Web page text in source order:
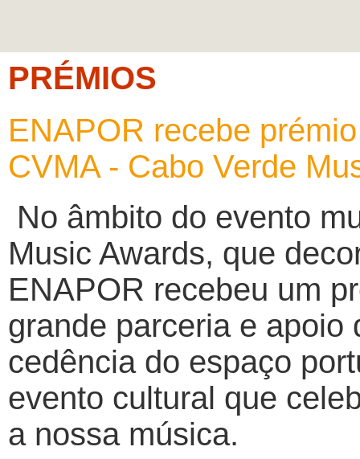
PRÉMIOS
ENAPOR recebe
CVMA - Cabo Verde
No âmbito do evento
Music Awards, que
ENAPOR recebeu um
grande parceria e apoio
cedência do espaço
evento cultural que
a nossa música.